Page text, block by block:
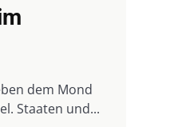
dem Mond
Staaten und...